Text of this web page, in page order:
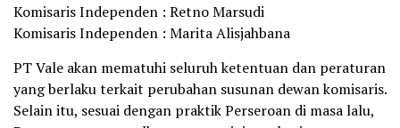
Komisaris Independen : Retno Marsudi
Komisaris Independen : Marita Alisjahbana
PT Vale akan mematuhi seluruh ketentuan dan peraturan
yang berlaku terkait perubahan susunan dewan komisaris.
Selain itu, sesuai dengan praktik Perseroan di masa lalu,